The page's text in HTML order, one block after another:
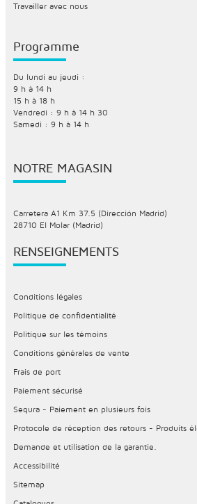
Travailler avec nous
Programme
Du lundi au jeudi :
9 h à 14 h
15 h à 18 h
Vendredi : 9 h à 14 h 30
Samedi : 9 h à 14 h
NOTRE MAGASIN
Carretera A1 Km 37.5 (Dirección Madrid)
28710 El Molar (Madrid)
RENSEIGNEMENTS
Conditions légales
Politique de confidentialité
Politique sur les témoins
Conditions générales de vente
Frais de port
Paiement sécurisé
Sequra - Paiement en plusieurs fois
Protocole de réception des retours - Produits
Demande et utilisation de la garantie.
Accessibilité
Sitemap